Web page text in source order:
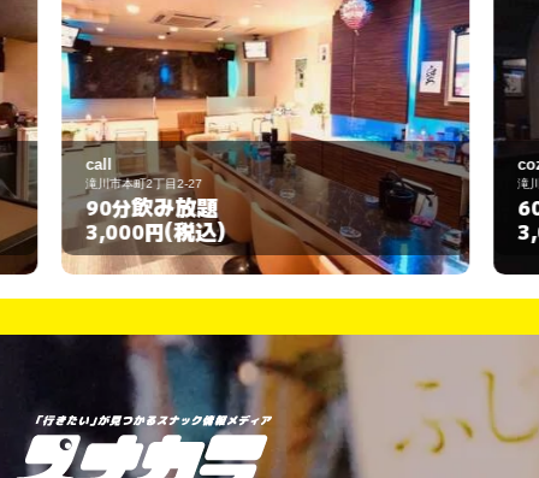
cozy 花ゆら
滝川市本町３丁目3-1
60分飲み放題
3,000円(税込)